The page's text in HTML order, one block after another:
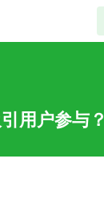
用户参与？